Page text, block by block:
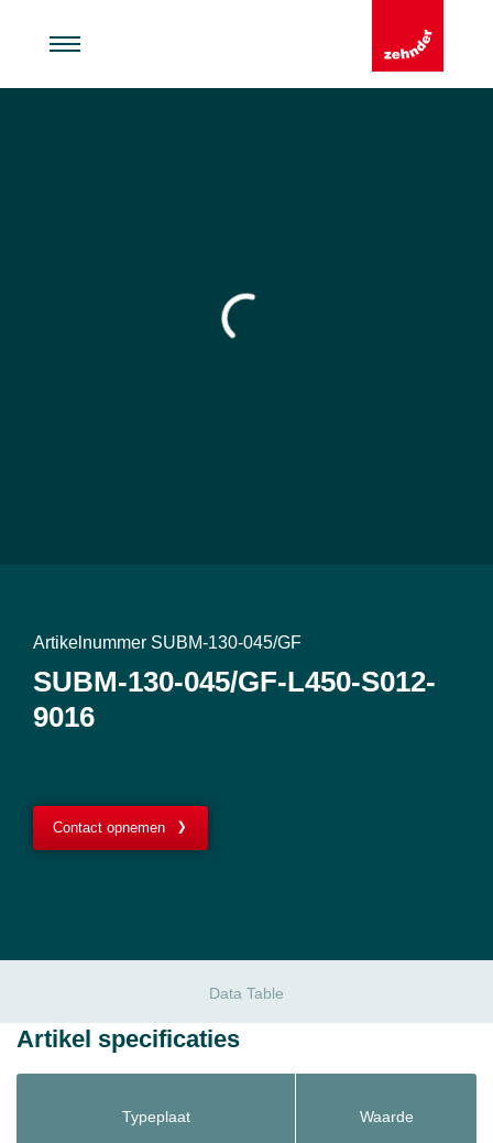
Artikelnummer SUBM-130-045/GF
SUBM-130-045/GF-L450-S012-
9016
Contact opnemen
Data Table
Artikel specificaties
Typeplaat Waarde